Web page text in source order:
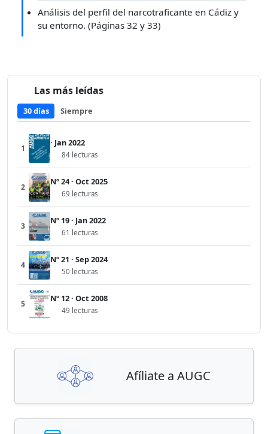
Análisis del perfil del narcotraficante en Cádiz y
su entorno. (Páginas 32 y 33)
Las más leídas
30 días Siempre
1
· Jan 2022
84 lecturas
2
Nº 24 · Oct 2025
69 lecturas
3
Nº 19 · Jan 2022
61 lecturas
4
Nº 21 · Sep 2024
50 lecturas
5
Nº 12 · Oct 2008
49 lecturas
Afíliate a AUGC